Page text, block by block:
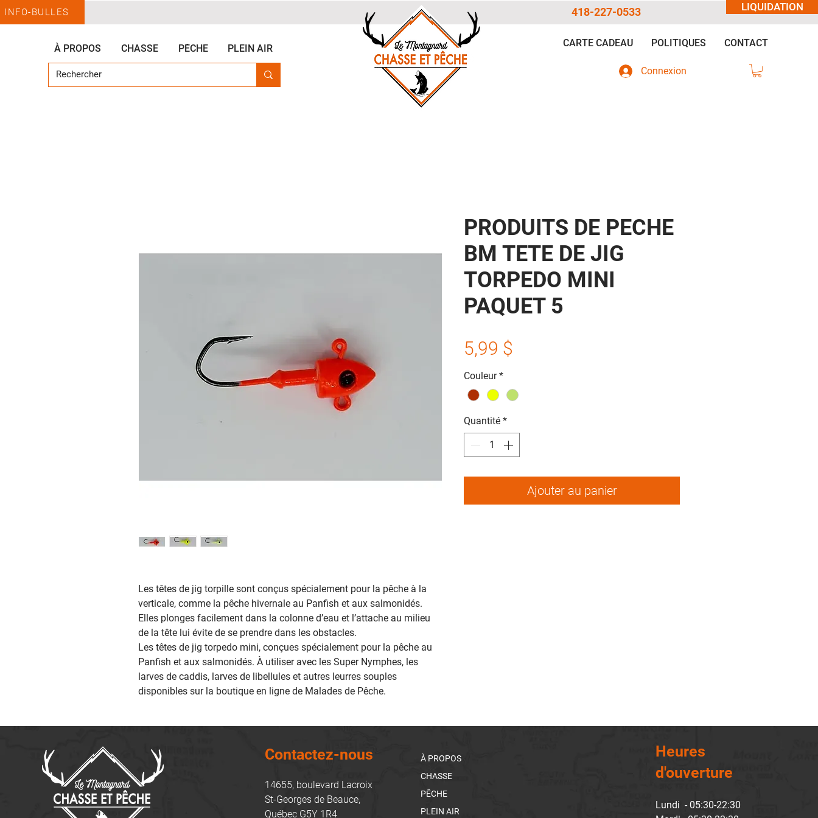
LIQUIDATION
INFO-BULLES
À PROPOS CHASSE PÊCHE PLEIN AIR
418-227-0533
CARTE CADEAU POLITIQUES CONTACT
Connexion
Les têtes de jig torpille sont conçus spécialement pour la pêche à la
verticale, comme la pêche hivernale au Panfish et aux salmonidés.
Elles plonges facilement dans la colonne d’eau et l’attache au milieu
de la tête lui évite de se prendre dans les obstacles.
Les têtes de jig torpedo mini, conçues spécialement pour la pêche au
Panfish et aux salmonidés. À utiliser avec les Super Nymphes, les
larves de caddis, larves de libellules et autres leurres souples
disponibles sur la boutique en ligne de Malades de Pêche.
PRODUITS DE PECHE
BM TETE DE JIG
TORPEDO MINI
PAQUET 5
5,99 $
Couleur *
Quantité *
Ajouter au panier
Contactez-nous
14655, boulevard Lacroix
St-Georges de Beauce,
Québec G5Y 1R4
À PROPOS
CHASSE
PÊCHE
PLEIN AIR
Heures
d'ouverture
Lundi - 05:30-22:30